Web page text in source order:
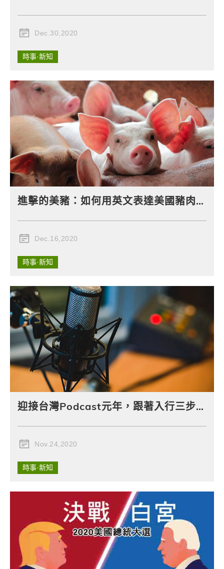
時事·新知
說？
Dec.30,2020
時事·新知
進擊的美豬：如何用英文表達美國豬肉開放進口？
Dec.16,2020
時事·新知
迎接台灣Podcast元年，跟著入行三步驟學英文
Nov.24,2020